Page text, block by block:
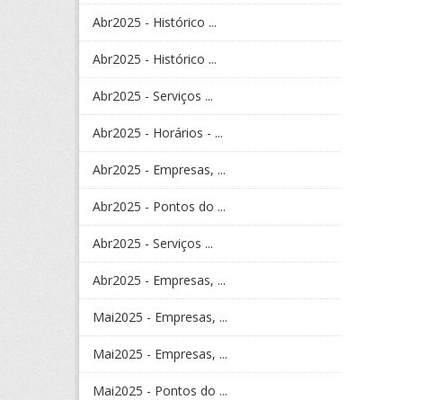
Abr2025 - Histórico ...
Abr2025 - Histórico ...
Abr2025 - Serviços ...
Abr2025 - Horários - ...
Abr2025 - Empresas, ...
Abr2025 - Pontos do ...
Abr2025 - Serviços ...
Abr2025 - Empresas, ...
Mai2025 - Empresas, ...
Mai2025 - Empresas, ...
Mai2025 - Pontos do ...